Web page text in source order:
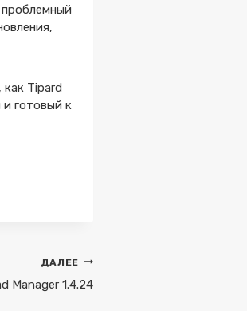
Tipard
готовый к
ДАЛЕЕ
Manager 1.4.24